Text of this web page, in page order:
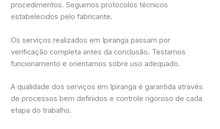
procedimentos. Seguimos protocolos técnicos
estabelecidos pelo fabricante.
Os serviços realizados em Ipiranga passam por
verificação completa antes da conclusão. Testamos
funcionamento e orientamos sobre uso adequado.
A qualidade dos serviços em Ipiranga é garantida através
de processos bem definidos e controle rigoroso de cada
etapa do trabalho.